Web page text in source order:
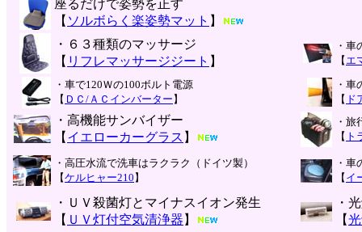
座るだけで姿勢を正す
【 ソルボらく楽姿勢マット 】
・６３種類のマッサージ
【 リフレマッサージジート 】
・
【 エ
・車で120Ｗの100ボルト電源
【 ＤＣ/ＡＣインバーター 】
・車
【 ド
・高機能サンバイザー
【 イエローカーグラス 】
・旅
【 ト
・高圧水流で洗車はラクラク（ドイツ製）
【ケルヒャー210 】
・車
【 イ
・ＵＶ殺菌灯とマイナスイオン発生
【 ＵＶ灯付空気清浄器 】
・
【